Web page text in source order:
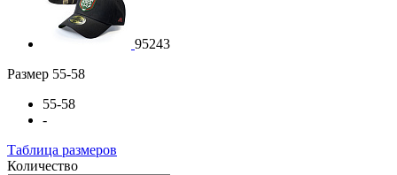
95243
Размер 55-58
55-58
-
Таблица размеров
Количество